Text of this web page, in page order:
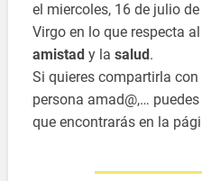
el miercoles, 16 de julio
Virgo en lo que respecta
amistad y lasalud .
Si quieres compartirla
persona amad@,…
que encontrarás en la